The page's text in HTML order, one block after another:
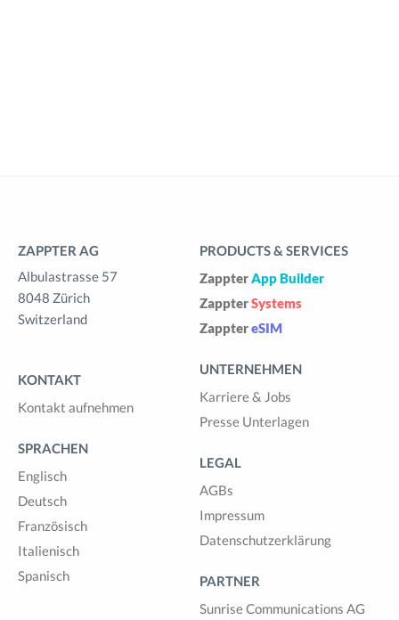
ZAPPTER AG
Albulastrasse 57
8048 Zürich
Switzerland
KONTAKT
Kontakt aufnehmen
SPRACHEN
Englisch
Deutsch
Französisch
Italienisch
Spanisch
PRODUCTS & SERVICES
ZappterApp Builder
ZappterSystems
ZapptereSIM
UNTERNEHMEN
Karriere & Jobs
Presse Unterlagen
LEGAL
AGBs
Impressum
Datenschutzerklärung
PARTNER
Sunrise Communications AG